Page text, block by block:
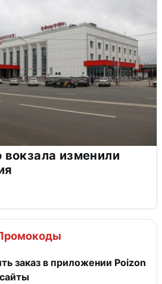
изменили
заказ в приложении Poizon